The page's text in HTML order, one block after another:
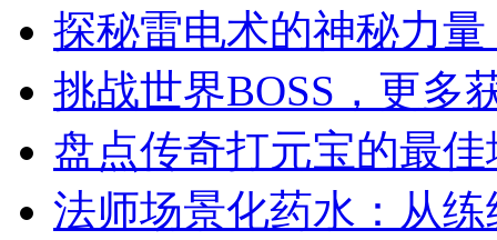
探秘雷电术的神秘力
挑战世界BOSS，更多
盘点传奇打元宝的最
法师场景化药水：从练